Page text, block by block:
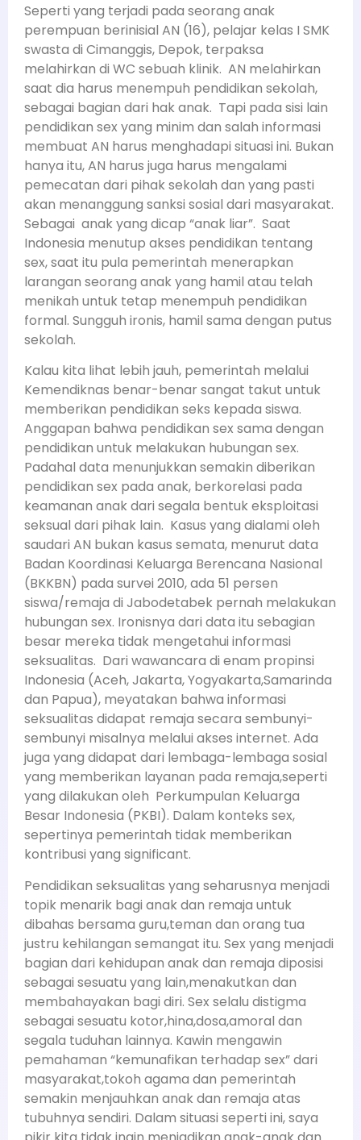
Seperti yang terjadi pada seorang anak
perempuan berinisial AN (16), pelajar kelas I SMK
swasta di Cimanggis, Depok, terpaksa
melahirkan di WC sebuah klinik. AN melahirkan
saat dia harus menempuh pendidikan sekolah,
sebagai bagian dari hak anak. Tapi pada sisi lain
pendidikan sex yang minim dan salah informasi
membuat AN harus menghadapi situasi ini. Bukan
hanya itu, AN harus juga harus mengalami
pemecatan dari pihak sekolah dan yang pasti
akan menanggung sanksi sosial dari masyarakat.
Sebagai anak yang dicap “anak liar”. Saat
Indonesia menutup akses pendidikan tentang
sex, saat itu pula pemerintah menerapkan
larangan seorang anak yang hamil atau telah
menikah untuk tetap menempuh pendidikan
formal. Sungguh ironis, hamil sama dengan putus
sekolah.
Kalau kita lihat lebih jauh, pemerintah melalui
Kemendiknas benar-benar sangat takut untuk
memberikan pendidikan seks kepada siswa.
Anggapan bahwa pendidikan sex sama dengan
pendidikan untuk melakukan hubungan sex.
Padahal data menunjukkan semakin diberikan
pendidikan sex pada anak, berkorelasi pada
keamanan anak dari segala bentuk eksploitasi
seksual dari pihak lain. Kasus yang dialami oleh
saudari AN bukan kasus semata, menurut data
Badan Koordinasi Keluarga Berencana Nasional
(BKKBN) pada survei 2010, ada 51 persen
siswa/remaja di Jabodetabek pernah melakukan
hubungan sex. Ironisnya dari data itu sebagian
besar mereka tidak mengetahui informasi
seksualitas. Dari wawancara di enam propinsi
Indonesia (Aceh, Jakarta, Yogyakarta,Samarinda
dan Papua), meyatakan bahwa informasi
seksualitas didapat remaja secara sembunyi-
sembunyi misalnya melalui akses internet. Ada
juga yang didapat dari lembaga-lembaga sosial
yang memberikan layanan pada remaja,seperti
yang dilakukan oleh Perkumpulan Keluarga
Besar Indonesia (PKBI). Dalam konteks sex,
sepertinya pemerintah tidak memberikan
kontribusi yang significant.
Pendidikan seksualitas yang seharusnya menjadi
topik menarik bagi anak dan remaja untuk
dibahas bersama guru,teman dan orang tua
justru kehilangan semangat itu. Sex yang menjadi
bagian dari kehidupan anak dan remaja diposisi
sebagai sesuatu yang lain,menakutkan dan
membahayakan bagi diri. Sex selalu distigma
sebagai sesuatu kotor,hina,dosa,amoral dan
segala tuduhan lainnya. Kawin mengawin
pemahaman “kemunafikan terhadap sex” dari
masyarakat,tokoh agama dan pemerintah
semakin menjauhkan anak dan remaja atas
tubuhnya sendiri. Dalam situasi seperti ini, saya